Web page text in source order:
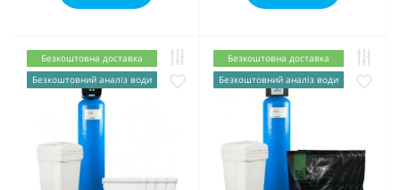
Безкоштовна доставка
Безкоштовний аналіз води
Безкоштовна доставка
Безкоштовний аналіз води